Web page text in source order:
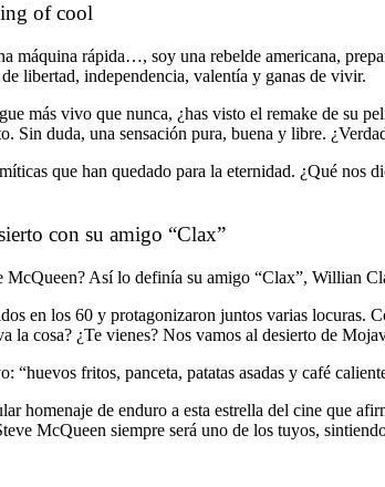
of cool
máquina rápida…, soy una rebelde americana,
libertad, independencia, valentía y ganas de vivir.
más vivo que nunca, ¿has visto el remake de su
Sin duda, una sensación pura, buena y libre.
que han quedado para la eternidad. ¿Qué nos
con su amigo “Clax”
McQueen? Así lo definía su amigo “Clax”, Willian
en los 60 y protagonizaron juntos varias locuras.
la cosa? ¿Te vienes? Nos vamos al desierto de
“huevos fritos, panceta, patatas asadas y café
homenaje de enduro a esta estrella del cine que
McQueen siempre será uno de los tuyos,